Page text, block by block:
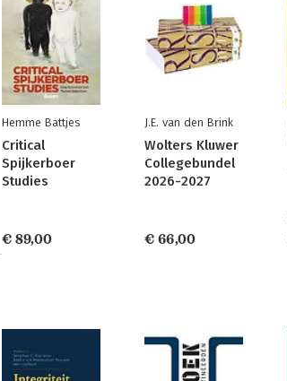
Hemme Battjes
Critical
Spijkerboer
Studies
€ 89,00
J.E. van den Brink
Wolters Kluwer
Collegebundel
2026-2027
€ 66,00